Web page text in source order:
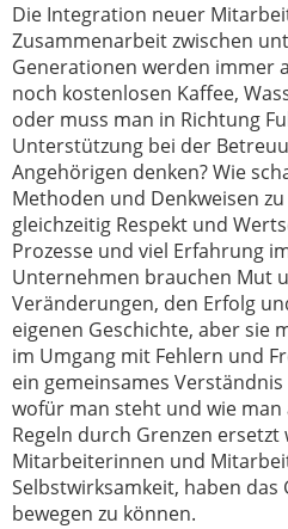
Die Integration neuer
Zusammenarbeit zwischen
Generationen werden immer
noch kostenlosen Kaffee,
oder muss man in Richtung
Unterstützung bei der
Angehörigen denken? Wie
Methoden und Denkweisen
gleichzeitig Respekt und
Prozesse und viel Erfahrung
Unternehmen brauchen Mut
Veränderungen, den Erfolg
eigenen Geschichte, aber sie
im Umgang mit Fehlern und
ein gemeinsames
wofür man steht und wie
Regeln durch Grenzen
Mitarbeiterinnen und
Selbstwirksamkeit, haben
bewegen zu können.